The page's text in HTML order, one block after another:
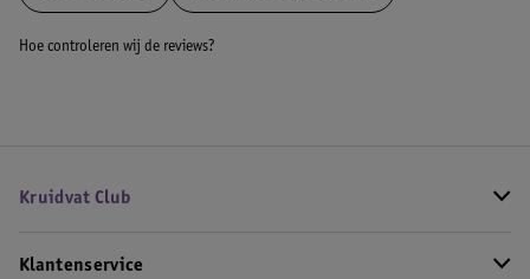
Hoe controleren wij de reviews?
Kruidvat Club
Klantenservice